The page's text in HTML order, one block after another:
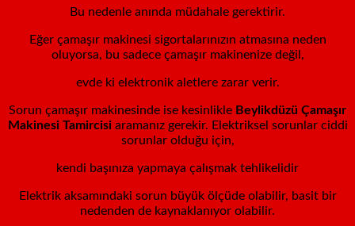
Bu nedenle anında müdahale gerektirir.
Eğer çamaşır makinesi sigortalarınızın atmasına neden
oluyorsa, bu sadece çamaşır makinenize değil,
evde ki elektronik aletlere zarar verir.
Sorun çamaşır makinesinde ise kesinlikle Beylikdüzü Çamaşır
Makinesi Tamircisi aramanız gerekir. Elektriksel sorunlar ciddi
sorunlar olduğu için,
kendi başınıza yapmaya çalışmak tehlikelidir
Elektrik aksamındaki sorun büyük ölçüde olabilir, basit bir
nedenden de kaynaklanıyor olabilir.